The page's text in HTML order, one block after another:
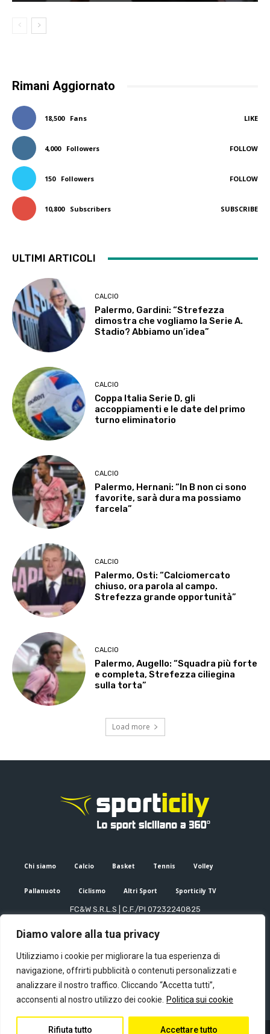
Diamo valore alla tua privacy
Utilizziamo i cookie per migliorare la tua esperienza di
navigazione, offrirti pubblicità o contenuti personalizzati e
analizzare il nostro traffico. Cliccando “Accetta tutti”,
acconsenti al nostro utilizzo dei cookie.
Politica sui cookie
Rifiuta tutto Accettare tutto
Rimani Aggiornato
18,500 Fans LIKE
4,000 Followers FOLLOW
150 Followers FOLLOW
10,800 Subscribers SUBSCRIBE
ULTIMI ARTICOLI
CALCIO
Palermo, Gardini: “Strefezza
dimostra che vogliamo la Serie A.
Stadio? Abbiamo un’idea”
CALCIO
Coppa Italia Serie D, gli
accoppiamenti e le date del primo
turno eliminatorio
CALCIO
Palermo, Hernani: “In B non ci sono
favorite, sarà dura ma possiamo
farcela”
CALCIO
Palermo, Osti: “Calciomercato
chiuso, ora parola al campo.
Strefezza grande opportunità”
CALCIO
Palermo, Augello: “Squadra più forte
e completa, Strefezza ciliegina
sulla torta”
Load more
Chi siamo Calcio Basket Tennis Volley
Pallanuoto Ciclismo Altri Sport Sporticily TV
FC&W S.R.L.S | C.F./PI 07232240825
Editore e direttore responsabile: Francesco Cammuca | Registro
Mail: info@sporticily.it| Telefono:+39 371 788 7216
© Copyright - Sporticily 2023 powered by Primitive web